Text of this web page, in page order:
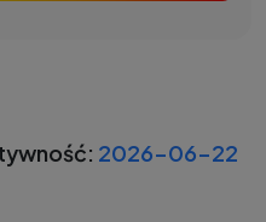
2026-06-22